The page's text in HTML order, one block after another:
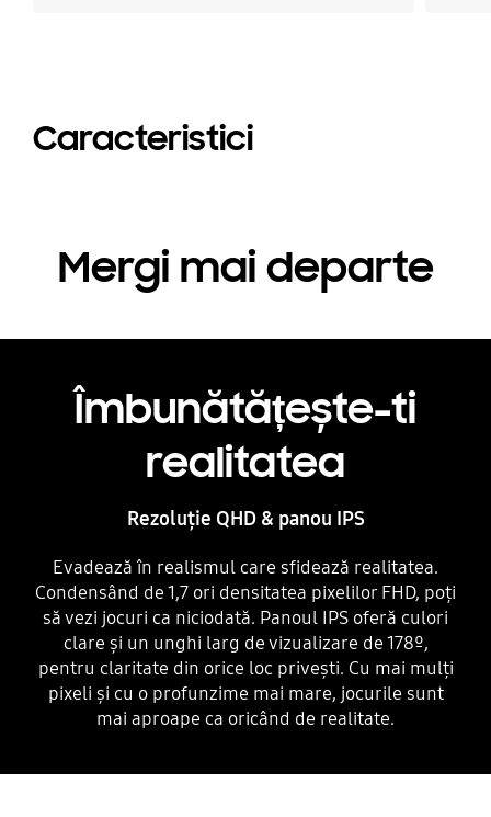
Caracteristici
Mergi mai departe
Îmbunătățește-ti
realitatea
Rezoluție QHD & panou IPS
Evadează în realismul care sfidează realitatea.
Condensând de 1,7 ori densitatea pixelilor FHD, poți
să vezi jocuri ca niciodată. Panoul IPS oferă culori
clare și un unghi larg de vizualizare de 178º,
pentru claritate din orice loc privești. Cu mai mulți
pixeli și cu o profunzime mai mare, jocurile sunt
mai aproape ca oricând de realitate.